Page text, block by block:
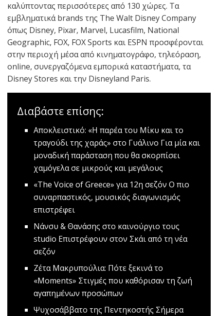
καλύπτοντας περισσότερες από 130 χώρες. Τα
εμβληματικά brands της The Walt Disney Company
όπως Disney, Pixar, Marvel, Lucasfilm, National
Geographic, FOX, FOX Sports και ESPN προσφέρονται
στην περιοχή μέσα από κινηματογράφο, τηλεόραση,
online, συνεργαζόμενα εμπορικά καταστήματα, τα
Disney Stores και την Disneyland Paris.
Διαβάστε επίσης:
Αποκλειστικό: «Η παρέα του Μίκυ και το
τραγούδι της χαράς» στο Γυάλινο Για μία και
μοναδική παράσταση που θα σκορπίσει
χαμόγελα σε μικρούς και μεγάλους
«The Voice of Greece» για 12η σεζόν O πιο
συναρπαστικός, μουσικός διαγωνισμός
επιστρέφει
Nάνσυ & Θανάσης στο καινούργιο τους
studio Επιστρέφουν στον Σκάι από τη νέα
σεζόν
Ζέτα Μακρυπούλια: Πότε ξεκινά το
«Μοments» Στιγμές που καθόρισαν τη ζωή
αγαπημένων προσώπων
Ψυχοσάββατο της Πεντηκοστής Σήμερα